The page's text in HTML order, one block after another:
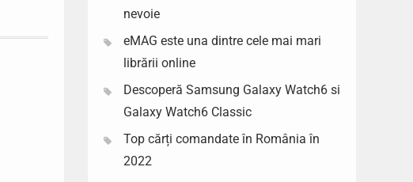
nevoie
eMAG este una dintre cele mai mari
librării online
Descoperă Samsung Galaxy Watch6 si
Galaxy Watch6 Classic
Top cărți comandate în România în
2022